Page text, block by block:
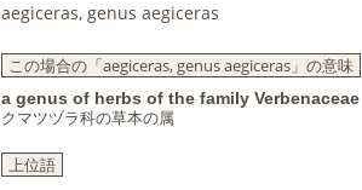
aegiceras, genus aegiceras
この場合の「aegiceras, genus aegiceras」の意味
a genus of herbs of the family Verbenaceae
クマツヅラ科の草本の属
上位語